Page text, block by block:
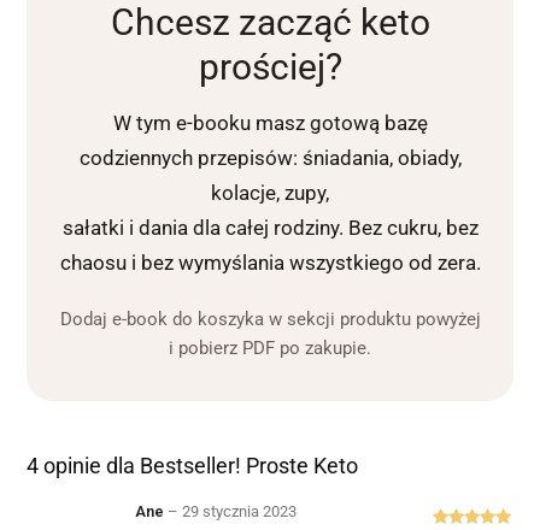
Chcesz zacząć keto
prościej?
W tym e-booku masz gotową bazę
codziennych przepisów: śniadania, obiady,
kolacje, zupy,
sałatki i dania dla całej rodziny. Bez cukru, bez
chaosu i bez wymyślania wszystkiego od zera.
Dodaj e-book do koszyka w sekcji produktu powyżej
i pobierz PDF po zakupie.
4 opinie dla Bestseller! Proste Keto
Ane – 29 stycznia 2023